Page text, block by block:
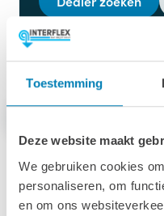
Toestemming
Deze website maakt
We gebruiken cookies
personaliseren, om
en om ons
Afmetingen & specs